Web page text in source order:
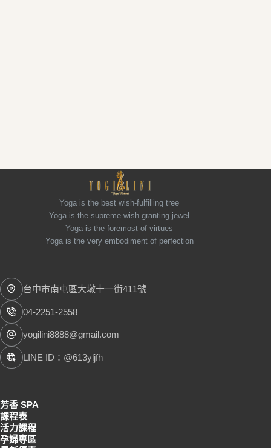
Yoga is the best wish-fulfilling tree
Yoga is the supreme wish granting jewel
Yoga is the foremost of virtues
Yoga is the very embodiment of perfection
台中市南屯區大墩十一街411號
04-2251-2558
yogilini8888@gmail.com
LINE ID：@613yljfh
芳香 SPA
課程表
活力課程
孕婦專區